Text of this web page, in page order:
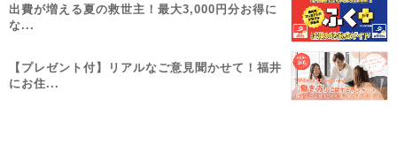
出費が増える夏の救世主！最大3,000円分お得に
な...
【プレゼント付】リアルなご意見聞かせて！福井
にお住...